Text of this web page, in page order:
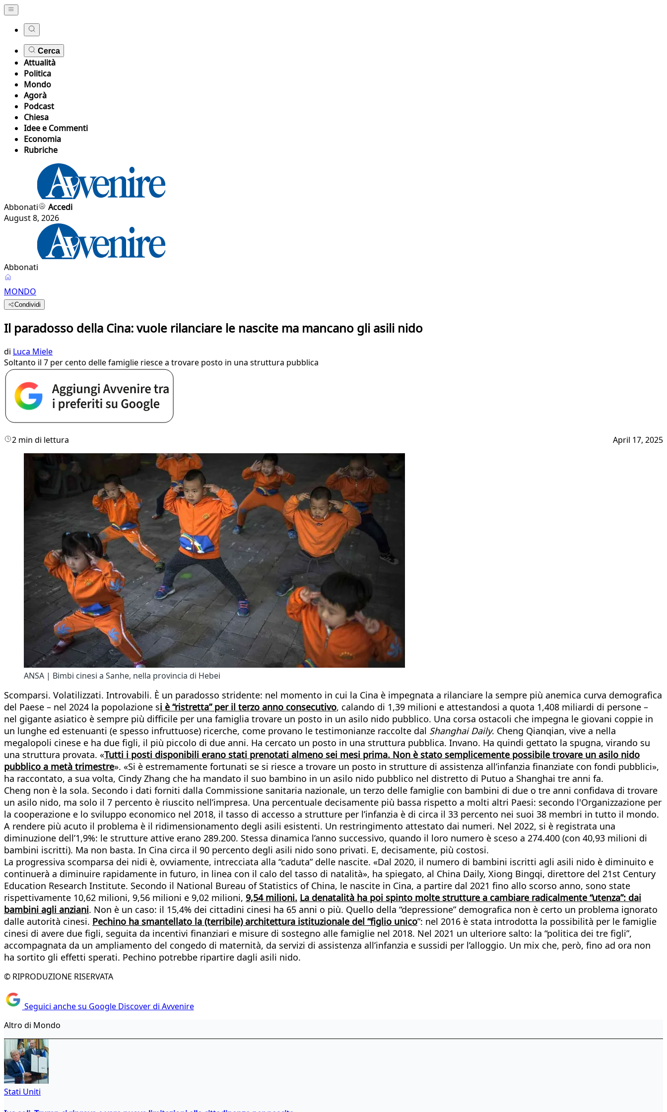
Cerca
Attualità
Politica
Mondo
Agorà
Podcast
Chiesa
Idee e Commenti
Economia
Rubriche
Abbonati
Accedi
August 8, 2026
Abbonati
MONDO
Condividi
Il paradosso della Cina: vuole rilanciare le nascite ma mancano gli asili nido
di Luca Miele
Soltanto il 7 per cento delle famiglie riesce a trovare posto in una struttura pubblica
2 min di lettura April 17, 2025
ANSA | Bimbi cinesi a Sanhe, nella provincia di Hebei
Scomparsi. Volatilizzati. Introvabili. È un paradosso stridente: nel momento in cui la Cina è impegnata a rilanciare la sempre più anemica curva demografica
del Paese – nel 2024 la popolazione si è “ristretta” per il terzo anno consecutivo, calando di 1,39 milioni e attestandosi a quota 1,408 miliardi di persone –
nel gigante asiatico è sempre più difficile per una famiglia trovare un posto in un asilo nido pubblico. Una corsa ostacoli che impegna le giovani coppie in
un lunghe ed estenuanti (e spesso infruttuose) ricerche, come provano le testimonianze raccolte dal Shanghai Daily. Cheng Qianqian, vive a nella
megalopoli cinese e ha due figli, il più piccolo di due anni. Ha cercato un posto in una struttura pubblica. Invano. Ha quindi gettato la spugna, virando su
una struttura provata. «Tutti i posti disponibili erano stati prenotati almeno sei mesi prima. Non è stato semplicemente possibile trovare un asilo nido
pubblico a metà trimestre». «Si è estremamente fortunati se si riesce a trovare un posto in strutture di assistenza all’infanzia finanziate con fondi pubblici»,
ha raccontato, a sua volta, Cindy Zhang che ha mandato il suo bambino in un asilo nido pubblico nel distretto di Putuo a Shanghai tre anni fa.
Cheng non è la sola. Secondo i dati forniti dalla Commissione sanitaria nazionale, un terzo delle famiglie con bambini di due o tre anni confidava di trovare
un asilo nido, ma solo il 7 percento è riuscito nell’impresa. Una percentuale decisamente più bassa rispetto a molti altri Paesi: secondo l'Organizzazione per
la cooperazione e lo sviluppo economico nel 2018, il tasso di accesso a strutture per l’infanzia è di circa il 33 percento nei suoi 38 membri in tutto il mondo.
A rendere più acuto il problema è il ridimensionamento degli asili esistenti. Un restringimento attestato dai numeri. Nel 2022, si è registrata una
diminuzione dell’1,9%: le strutture attive erano 289.200. Stessa dinamica l’anno successivo, quando il loro numero è sceso a 274.400 (con 40,93 milioni di
bambini iscritti). Ma non basta. In Cina circa il 90 percento degli asili nido sono privati. E, decisamente, più costosi.
La progressiva scomparsa dei nidi è, ovviamente, intrecciata alla “caduta” delle nascite. «Dal 2020, il numero di bambini iscritti agli asili nido è diminuito e
continuerà a diminuire rapidamente in futuro, in linea con il calo del tasso di natalità», ha spiegato, al China Daily, Xiong Bingqi, direttore del 21st Century
Education Research Institute. Secondo il National Bureau of Statistics of China, le nascite in Cina, a partire dal 2021 fino allo scorso anno, sono state
rispettivamente 10,62 milioni, 9,56 milioni e 9,02 milioni, 9,54 milioni. La denatalità ha poi spinto molte strutture a cambiare radicalmente “utenza”: dai
bambini agli anziani. Non è un caso: il 15,4% dei cittadini cinesi ha 65 anni o più. Quello della “depressione” demografica non è certo un problema ignorato
dalle autorità cinesi. Pechino ha smantellato la (terribile) architettura istituzionale del “figlio unico”: nel 2016 è stata introdotta la possibilità per le famiglie
cinesi di avere due figli, seguita da incentivi finanziari e misure di sostegno alle famiglie nel 2018. Nel 2021 un ulteriore salto: la “politica dei tre figli”,
accompagnata da un ampliamento del congedo di maternità, da servizi di assistenza all’infanzia e sussidi per l’alloggio. Un mix che, però, fino ad ora non
ha sortito gli effetti sperati. Pechino potrebbe ripartire dagli asili nido.
© RIPRODUZIONE RISERVATA
Seguici anche su Google Discover di Avvenire
Altro di Mondo
Stati Uniti